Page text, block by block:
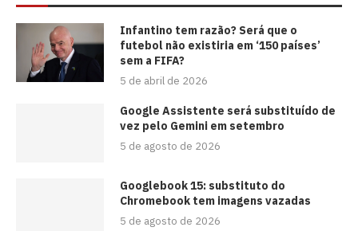
⁠Infantino tem razão? Será que o
futebol não existiria em ‘150 países’
sem a FIFA?
5 de abril de 2026
Google Assistente será substituído de
vez pelo Gemini em setembro
5 de agosto de 2026
Googlebook 15: substituto do
Chromebook tem imagens vazadas
5 de agosto de 2026